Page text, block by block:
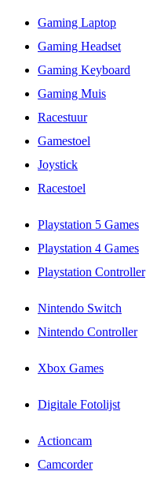
Gaming Laptop
Gaming Headset
Gaming Keyboard
Gaming Muis
Racestuur
Gamestoel
Joystick
Racestoel
Playstation 5 Games
Playstation 4 Games
Playstation Controller
Nintendo Switch
Nintendo Controller
Xbox Games
Digitale Fotolijst
Actioncam
Camcorder